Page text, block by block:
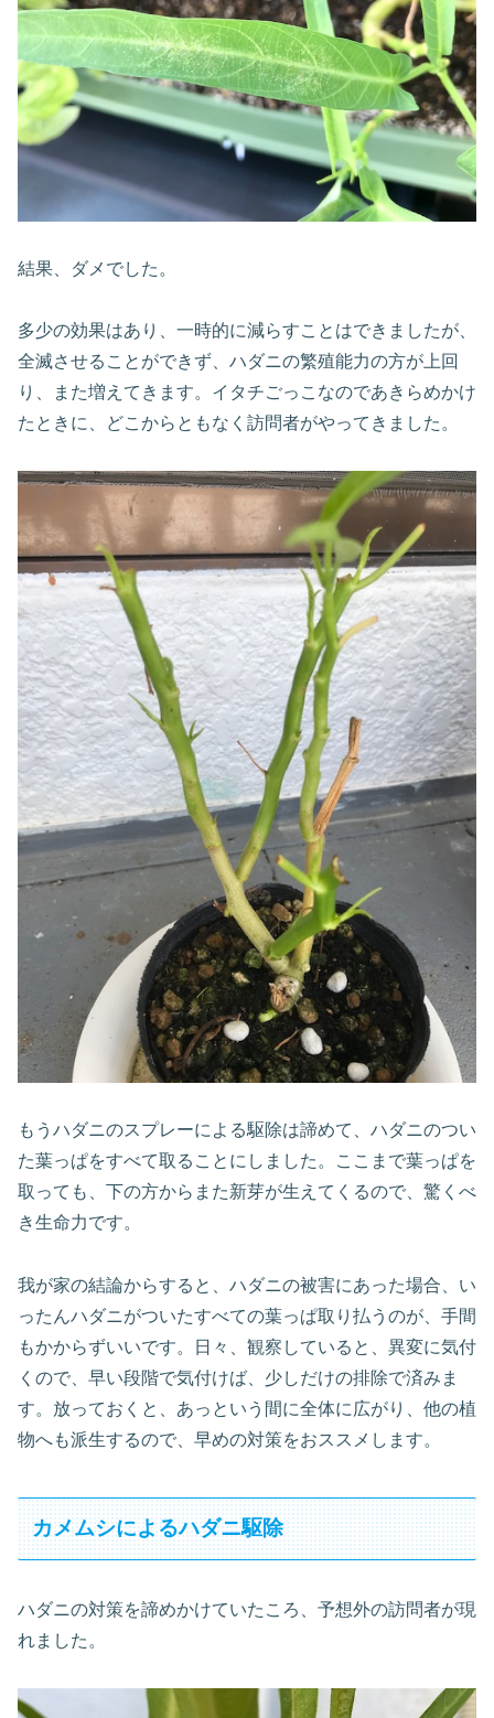
結果、ダメでした。
多少の効果はあり、一時的に減らすことはできましたが、
全滅させることができず、ハダニの繁殖能力の方が上回
り、また増えてきます。イタチごっこなのであきらめかけ
たときに、どこからともなく訪問者がやってきました。
もうハダニのスプレーによる駆除は諦めて、ハダニのつい
た葉っぱをすべて取ることにしました。ここまで葉っぱを
取っても、下の方からまた新芽が生えてくるので、驚くべ
き生命力です。
我が家の結論からすると、ハダニの被害にあった場合、い
ったんハダニがついたすべての葉っぱ取り払うのが、手間
もかからずいいです。日々、観察していると、異変に気付
くので、早い段階で気付けば、少しだけの排除で済みま
す。放っておくと、あっという間に全体に広がり、他の植
物へも派生するので、早めの対策をおススメします。
カメムシによるハダニ駆除
ハダニの対策を諦めかけていたころ、予想外の訪問者が現
れました。